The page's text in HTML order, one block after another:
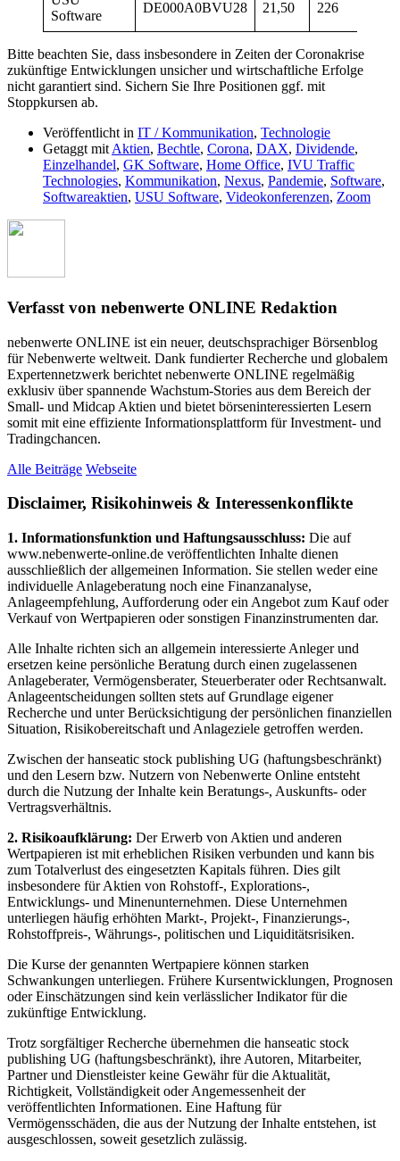
Software
DE000A0BVU28 21,50 226
Bitte beachten Sie, dass insbesondere in Zeiten der Coronakrise
zukünftige Entwicklungen unsicher und wirtschaftliche Erfolge
nicht garantiert sind. Sichern Sie Ihre Positionen ggf. mit
Stoppkursen ab.
Veröffentlicht in IT / Kommunikation, Technologie
Getaggt mit Aktien, Bechtle, Corona, DAX, Dividende,
Einzelhandel, GK Software, Home Office, IVU Traffic
Technologies, Kommunikation, Nexus, Pandemie, Software,
Softwareaktien, USU Software, Videokonferenzen, Zoom
Verfasst von nebenwerte ONLINE Redaktion
nebenwerte ONLINE ist ein neuer, deutschsprachiger Börsenblog
für Nebenwerte weltweit. Dank fundierter Recherche und globalem
Expertennetzwerk berichtet nebenwerte ONLINE regelmäßig
exklusiv über spannende Wachstum-Stories aus dem Bereich der
Small- und Midcap Aktien und bietet börseninteressierten Lesern
somit mit eine effiziente Informationsplattform für Investment- und
Tradingchancen.
Alle Beiträge Webseite
Disclaimer, Risikohinweis & Interessenkonflikte
1. Informationsfunktion und Haftungsausschluss: Die auf
www.nebenwerte-online.de veröffentlichten Inhalte dienen
ausschließlich der allgemeinen Information. Sie stellen weder eine
individuelle Anlageberatung noch eine Finanzanalyse,
Anlageempfehlung, Aufforderung oder ein Angebot zum Kauf oder
Verkauf von Wertpapieren oder sonstigen Finanzinstrumenten dar.
Alle Inhalte richten sich an allgemein interessierte Anleger und
ersetzen keine persönliche Beratung durch einen zugelassenen
Anlageberater, Vermögensberater, Steuerberater oder Rechtsanwalt.
Anlageentscheidungen sollten stets auf Grundlage eigener
Recherche und unter Berücksichtigung der persönlichen finanziellen
Situation, Risikobereitschaft und Anlageziele getroffen werden.
Zwischen der hanseatic stock publishing UG (haftungsbeschränkt)
und den Lesern bzw. Nutzern von Nebenwerte Online entsteht
durch die Nutzung der Inhalte kein Beratungs-, Auskunfts- oder
Vertragsverhältnis.
2. Risikoaufklärung: Der Erwerb von Aktien und anderen
Wertpapieren ist mit erheblichen Risiken verbunden und kann bis
zum Totalverlust des eingesetzten Kapitals führen. Dies gilt
insbesondere für Aktien von Rohstoff-, Explorations-,
Entwicklungs- und Minenunternehmen. Diese Unternehmen
unterliegen häufig erhöhten Markt-, Projekt-, Finanzierungs-,
Rohstoffpreis-, Währungs-, politischen und Liquiditätsrisiken.
Die Kurse der genannten Wertpapiere können starken
Schwankungen unterliegen. Frühere Kursentwicklungen, Prognosen
oder Einschätzungen sind kein verlässlicher Indikator für die
zukünftige Entwicklung.
Trotz sorgfältiger Recherche übernehmen die hanseatic stock
publishing UG (haftungsbeschränkt), ihre Autoren, Mitarbeiter,
Partner und Dienstleister keine Gewähr für die Aktualität,
Richtigkeit, Vollständigkeit oder Angemessenheit der
veröffentlichten Informationen. Eine Haftung für
Vermögensschäden, die aus der Nutzung der Inhalte entstehen, ist
ausgeschlossen, soweit gesetzlich zulässig.